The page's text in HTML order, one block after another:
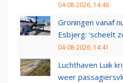
04-08-2026, 14:46
Groningen vanaf
Esbjerg: 'scheelt
04-08-2026, 14:41
Luchthaven Luik
weer